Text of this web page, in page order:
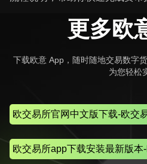
更多欧
下载欧意 App，随时随地交易数字
为您轻松